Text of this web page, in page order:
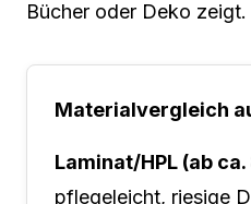
Bücher oder Deko zeigt.
Materialvergleich
Laminat/HPL (ab
pflegeleicht, riesige